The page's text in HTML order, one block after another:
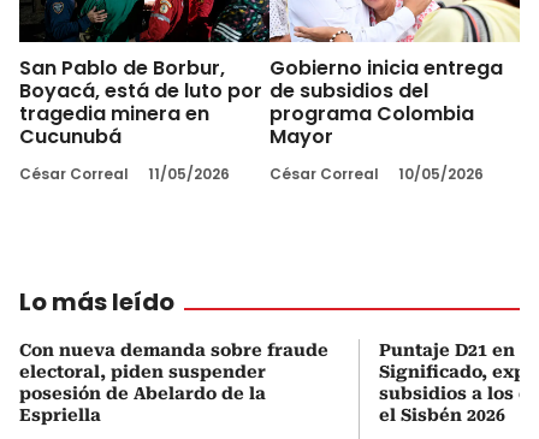
San Pablo de Borbur,
Boyacá, está de luto por
tragedia minera en
Cucunubá
César Correal 11/05/2026
Gobierno inicia entrega
de subsidios del
programa Colombia
Mayor
César Correal 10/05/2026
Lo más leído
Con nueva demanda sobre fraude
electoral, piden suspender
posesión de Abelardo de la
Espriella
Puntaje D21 en
Significado,
subsidios a los
el Sisbén 2026